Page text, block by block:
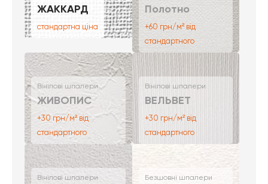
ЖАККАРД
стандартна ціна
Полотно
+60 грн/м² від
стандартного
Вінілові шпалери
ЖИВОПИС
+30 грн/м² від
стандартного
Вінілові шпалери
ВЕЛЬВЕТ
+30 грн/м² від
стандартного
Вінілові шпалери Безшовні шпалери